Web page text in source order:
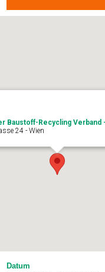
Baustoff-Recycling Verband
24 - Wien
Datum